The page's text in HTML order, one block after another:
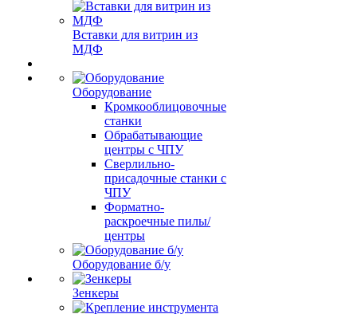
Вставки для витрин из
МДФ
Оборудование
Кромкооблицовочные
станки
Обрабатывающие
центры с ЧПУ
Сверлильно-
присадочные станки с
ЧПУ
Форматно-
раскроечные пилы/
центры
Оборудование б/у
Зенкеры